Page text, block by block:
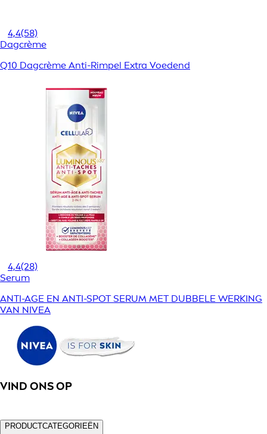
4,4(58)
Dagcrème
Q10 Dagcrème Anti-Rimpel Extra Voedend
4,4(28)
Serum
ANTI-AGE EN ANTI-SPOT SERUM MET DUBBELE WERKING
VAN NIVEA
VIND ONS OP
PRODUCTCATEGORIEËN